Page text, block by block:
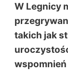
W Legnicy
takich jak